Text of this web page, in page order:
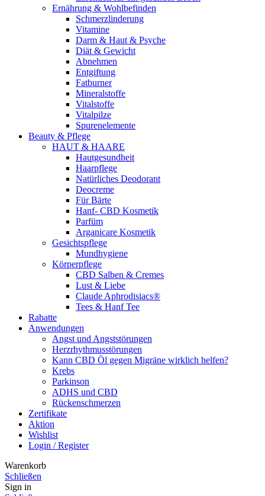
Ernährung & Wohlbefinden
Schmerzlinderung
Vitamine
Darm & Haut & Psyche
Diät & Gewicht
Abnehmen
Entgiftung
Fatburner
Mineralstoffe
Vitalstoffe
Vitalpilze
Spurenelemente
Beauty & Pflege
HAUT & HAARE
Hautgesundheit
Haarpflege
Natürliches Deodorant
Deocreme
Für Bärte
Hanf- CBD Kosmetik
Parfüm
Arganicare Kosmetik
Gesichtspflege
Mundhygiene
Körperpflege
CBD Salben & Cremes
Lust & Liebe
Claude Aphrodisiacs®
Tees & Hanf Tee
Rabatte
Anwendungen
Angst und Angststörungen
Herzrhythmusstörungen
Kann CBD Öl gegen Migräne wirklich helfen?
Krebs
Parkinson
ADHS und CBD
Rückenschmerzen
Zertifikate
Aktion
Wishlist
Login / Register
Warenkorb
Schließen
Sign in